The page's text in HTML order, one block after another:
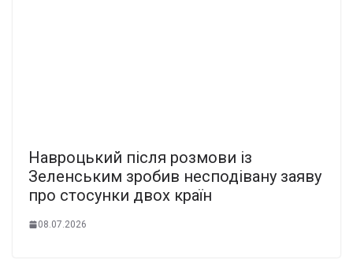
Навроцький після розмови із
Зеленським зробив несподівану заяву
про стосунки двох країн
08.07.2026